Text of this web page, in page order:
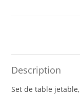
Description
Set de table